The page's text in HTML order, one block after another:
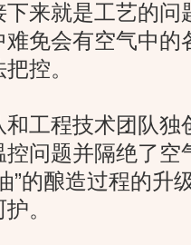
就是工艺的问
免会有空气中
控。
程技术团队独
问题并隔绝了空
”的酿造过程的升
。